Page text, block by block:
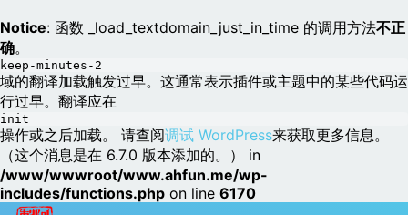
Notice: 函数 _load_textdomain_just_in_time 的调用方法不正
确。
keep-minutes-2
域的翻译加载触发过早。这通常表示插件或主题中的某些代码运
行过早。翻译应在
init
操作或之后加载。 请查阅调试 WordPress来获取更多信息。
（这个消息是在 6.7.0 版本添加的。） in
/www/wwwroot/www.ahfun.me/wp-
includes/functions.php on line 6170